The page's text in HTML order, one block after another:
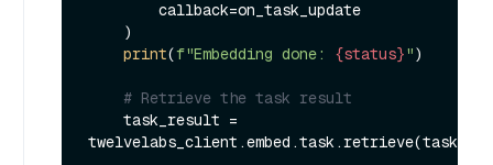
print(f"Embedding done: {status}")
# Retrieve the task result
twelvelabs_client.embed.task.retrieve(task.